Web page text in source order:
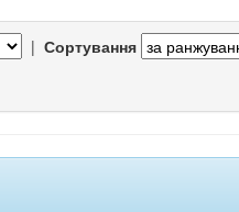
| Сортування